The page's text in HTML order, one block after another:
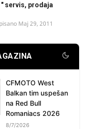
" servis, prodaja
Maj 29, 2011
CFMOTO West
Balkan tim uspešan
na Red Bull
Romaniacs 2026
8/7/2026